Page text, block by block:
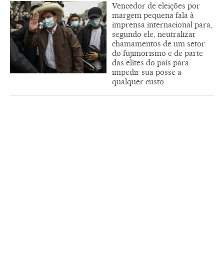
Vencedor de eleições por
margem pequena fala à
imprensa internacional para,
segundo ele, neutralizar
chamamentos de um setor
do fujimorismo e de parte
das elites do país para
impedir sua posse a
qualquer custo